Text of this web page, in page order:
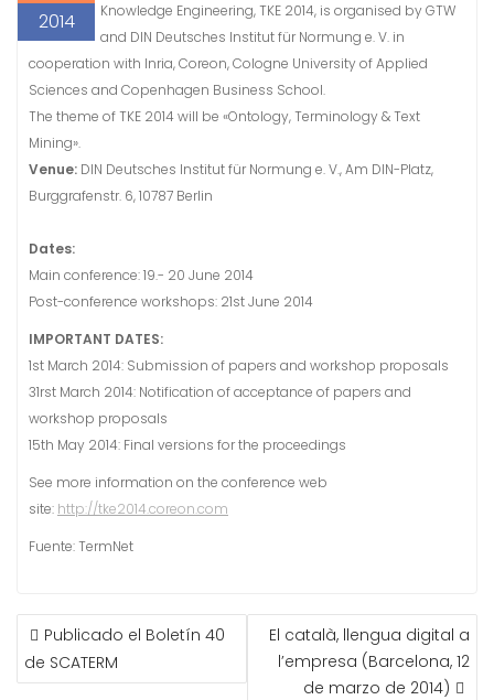
2014
Knowledge Engineering, TKE 2014, is organised by GTW
and DIN Deutsches Institut für Normung e. V. in
cooperation with Inria, Coreon, Cologne University of Applied
Sciences and Copenhagen Business School.
The theme of TKE 2014 will be «Ontology, Terminology & Text
Mining».
Venue: DIN Deutsches Institut für Normung e. V., Am DIN-Platz,
Burggrafenstr. 6, 10787 Berlin
Dates:
Main conference: 19.- 20 June 2014
Post-conference workshops: 21st June 2014
IMPORTANT DATES:
1st March 2014: Submission of papers and workshop proposals
31rst March 2014: Notification of acceptance of papers and
workshop proposals
15th May 2014: Final versions for the proceedings
See more information on the conference web
site: http://tke2014.coreon.com
Fuente: TermNet
NAVEGACIÓN
DE
ENTRADAS
Publicado el Boletín 40
de SCATERM
El català, llengua digital a
l’empresa (Barcelona, 12
de marzo de 2014)